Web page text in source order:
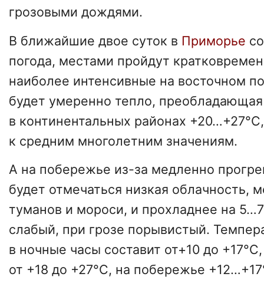
грозовыми дождями.
В ближайшие двое суток в Приморье
погода, местами пройдут
наиболее интенсивные на восточном
будет умеренно тепло,
в континентальных районах
к средним многолетним значениям.
А на побережье из-за медленно
будет отмечаться низкая облачность,
туманов и мороси, и прохладнее на
слабый, при грозе порывистый.
в ночные часы составит от+10 до
от +18 до +27°C, на побережье